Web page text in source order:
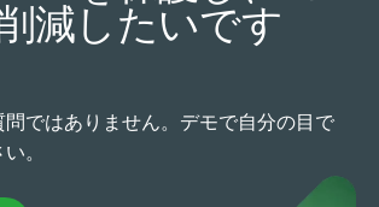
減したいです
問ではありません。デモで自分の目で
。